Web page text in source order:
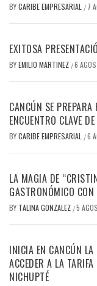
BYCARIBE EMPRESARIAL / 7
EXITOSA
BYEMILIO MARTINEZ /6
CANCÚN SE
ENCUENTRO CLAVE
BYCARIBE EMPRESARIAL /6
LA MAGIA DE
GASTRONÓMICO
BY TALINA GONZALEZ /5
INICIA EN CANCÚN
ACCEDER A LA
NICHUPTÉ